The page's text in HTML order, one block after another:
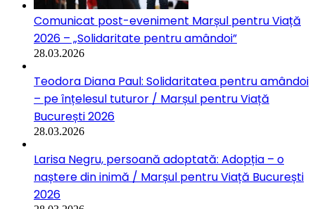
Comunicat post-eveniment Marșul pentru Viață
2026 – „Solidaritate pentru amândoi”
28.03.2026
Teodora Diana Paul: Solidaritatea pentru amândoi
– pe înțelesul tuturor / Marșul pentru Viață
București 2026
28.03.2026
Larisa Negru, persoană adoptată: Adopția – o
naștere din inimă / Marșul pentru Viață București
2026